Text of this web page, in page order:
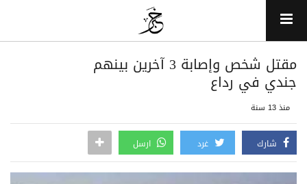
مقتل شخص وإصابة 3 آخرين بينهم
جندي في رداع
منذ 13 سنة
شارك غرد ارسل